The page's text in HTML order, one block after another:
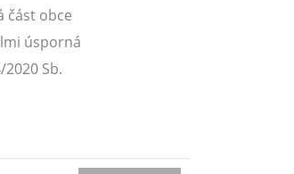
část obce
úsporná
2020 Sb.